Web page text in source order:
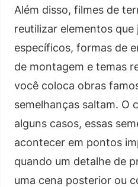
Além disso, filmes de
reutilizar elementos
específicos, formas de
de montagem e temas
você coloca obras
semelhanças saltam. O
alguns casos, essas
acontecer em pontos
quando um detalhe de
uma cena posterior ou